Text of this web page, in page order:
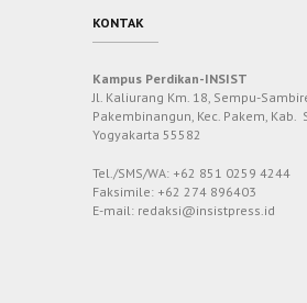
KONTAK
Kampus Perdikan-INSIST
Jl. Kaliurang Km. 18, Sempu-
Pakembinangun, Kec. Pakem, Kab.
Yogyakarta 55582
Tel./SMS/WA: +62 851 0259 4244
Faksimile: +62 274 896403
E-mail: redaksi@insistpress.id